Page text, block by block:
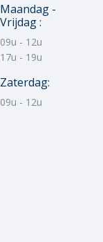
Maandag -
Vrijdag :
09u - 12u
17u - 19u
Zaterdag:
09u - 12u